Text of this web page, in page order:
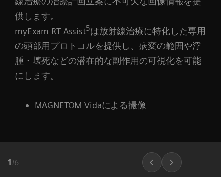
写真の可動式レーザーはラップ レーザー アプリケーション社の製品で
す。
者の呼吸波形を自動表示し、適切なタイミング
で撮像を開始します。
・BioMatrixチューナーは、難しい解剖学的構造
にも自動的に適応するため、歪みの強い拡散強
調画像（DWI）においても対応する解剖学的撮
・BioMatrix インターフェースは品質と効率アッ
写真の可動式レーザーはラップ レーザー アプリケーション社の
供します。
myExam RT Assist5は放射線治療に特化した専用
の頭部用プロトコルを提供し、病変の範囲や浮
腫・壊死などの潜在的な副作用の可視化を可能
にします。
MAGNETOM Vidaによる撮像
1 /6